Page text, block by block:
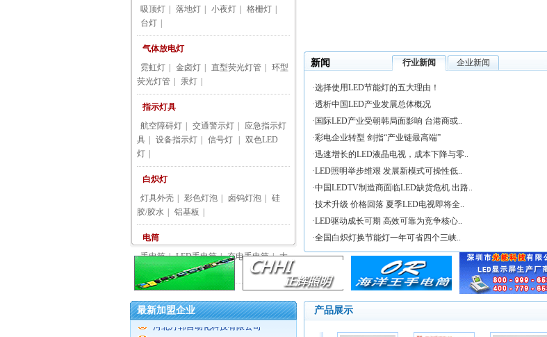
吸顶灯
落地灯 小夜灯 格栅灯
台灯
气体放电灯
霓虹灯
金卤灯 直型荧光灯管
环型
荧光灯管
汞灯
指示灯具
航空障碍灯
交通警示灯
应急指示灯
具
设备指示灯 信号灯
双色LED
灯
白炽灯
灯具外壳
彩色灯泡 卤钨灯泡
硅
胶/胶水
铝基板
电筒
手电筒 | LED手电筒 | 充电手电筒 | 太
阳能手电筒 |
新闻 行业新闻 企业新闻
·选择使用LED节能灯的五大理由！
·透析中国LED产业发展总体概况
· 国际LED产业受朝韩局面影响 台港商或..
·彩电企业转型 剑指“产业链最高端”
·迅速增长的LED液晶电视，成本下降与零..
·LED照明举步维艰 发展新模式可操性低..
·中国LEDTV制造商面临LED缺货危机 出路..
·技术升级 价格回落 夏季LED电视即将全..
·LED驱动成长可期 高效可靠为竞争核心..
·全国白炽灯换节能灯一年可省四个三峡..
最新加盟企业
河北丹韩自动化科技有限公司
长沙万可电气成套设备有限公司
河北丹韩自动化科技有限公司
产品展示